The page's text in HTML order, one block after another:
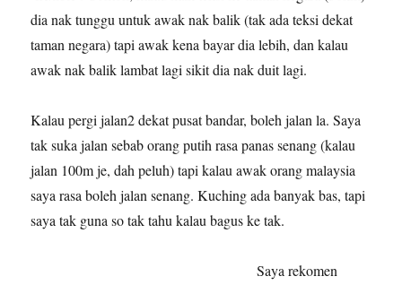
dia nak tunggu untuk awak nak balik (tak ada teksi dekat
taman negara) tapi awak kena bayar dia lebih, dan kalau
awak nak balik lambat lagi sikit dia nak duit lagi.
Kalau pergi jalan2 dekat pusat bandar, boleh jalan la. Saya
tak suka jalan sebab orang putih rasa panas senang (kalau
jalan 100m je, dah peluh) tapi kalau awak orang malaysia
saya rasa boleh jalan senang. Kuching ada banyak bas, tapi
saya tak guna so tak tahu kalau bagus ke tak.
Saya rekomen